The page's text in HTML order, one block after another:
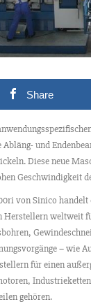
Share
und
Diese neue
Geschwindigkeit
von Sinico
weltweit
– wie
für einen
gehören.